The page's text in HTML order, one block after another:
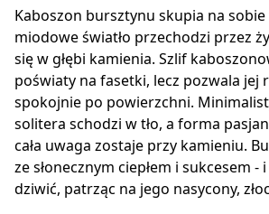
Kaboszon bursztynu skupia na sobie
miodowe światło przechodzi przez
się w głębi kamienia. Szlif
poświaty na fasetki, lecz pozwala jej
spokojnie po powierzchni.
solitera schodzi w tło, a forma
cała uwaga zostaje przy kamieniu.
ze słonecznym ciepłem i sukcesem
dziwić, patrząc na jego nasycony,